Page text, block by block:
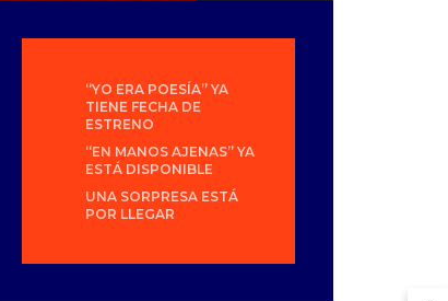
“YO ERA POESÍA” YA
TIENE FECHA DE
ESTRENO
“EN MANOS AJENAS” YA
ESTÁ DISPONIBLE
UNA SORPRESA ESTÁ
POR LLEGAR